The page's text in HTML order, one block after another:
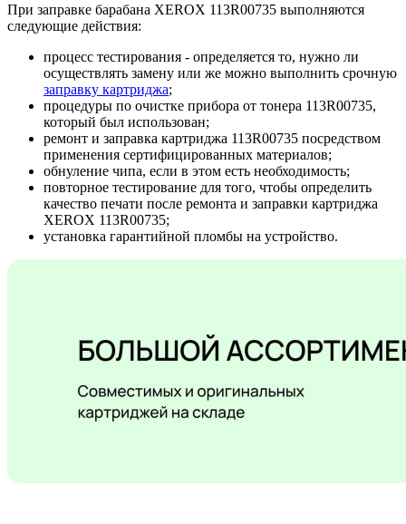
При заправке барабана XEROX 113R00735 выполняются
следующие действия:
процесс тестирования - определяется то, нужно ли
осуществлять замену или же можно выполнить срочную
заправку картриджа;
процедуры по очистке прибора от тонера 113R00735,
который был использован;
ремонт и заправка картриджа 113R00735 посредством
применения сертифицированных материалов;
обнуление чипа, если в этом есть необходимость;
повторное тестирование для того, чтобы определить
качество печати после ремонта и заправки картриджа
XEROX 113R00735;
установка гарантийной пломбы на устройство.